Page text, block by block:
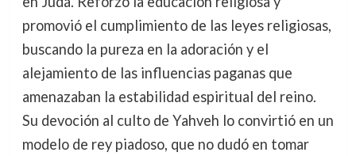
promovió el cumplimiento de las leyes religiosas,
buscando la pureza en la adoración y el
alejamiento de las influencias paganas que
amenazaban la estabilidad espiritual del reino.
Su devoción al culto de Yahveh lo convirtió en un
modelo de rey piadoso, que no dudó en tomar